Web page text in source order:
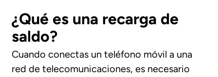
¿Qué es una recarga de
saldo?
Cuando conectas un teléfono móvil a una
red de telecomunicaciones, es necesario